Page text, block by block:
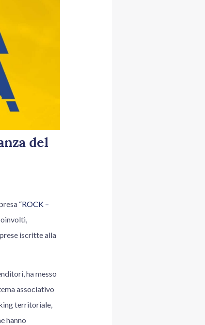
del
“ROCK –
iscritte alla
ha messo
associativo
territoriale,
hanno